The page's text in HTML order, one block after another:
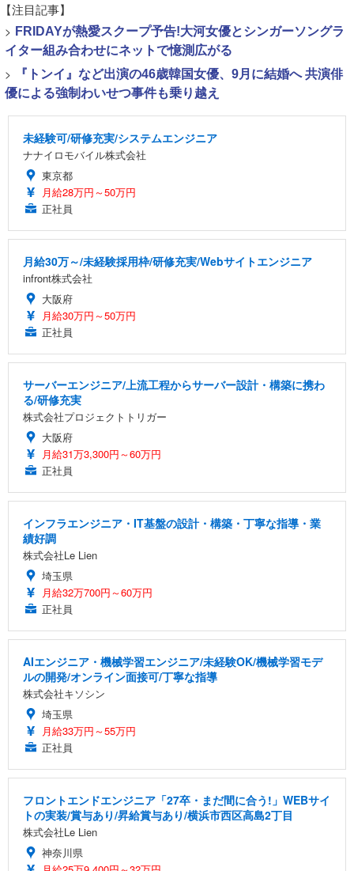
【注目記事】
> FRIDAYが熱愛スクープ予告!大河女優とシンガーソングラ
イター組み合わせにネットで憶測広がる
>
『トンイ』など出演の46歳韓国女優、9月に結婚へ 共演俳
優による強制わいせつ事件も乗り越え
未経験可/研修充実/システムエンジニア
ナナイロモバイル株式会社
東京都
月給28万円～50万円
正社員
月給30万～/未経験採用枠/研修充実/Webサイトエンジニア
infront株式会社
大阪府
月給30万円～50万円
正社員
サーバーエンジニア/上流工程からサーバー設計・構築に携わ
る/研修充実
株式会社プロジェクトトリガー
大阪府
月給31万3,300円～60万円
正社員
インフラエンジニア・IT基盤の設計・構築・丁寧な指導・業
績好調
株式会社Le Lien
埼玉県
月給32万700円～60万円
正社員
AIエンジニア・機械学習エンジニア/未経験OK/機械学習モデ
ルの開発/オンライン面接可/丁寧な指導
株式会社キソシン
埼玉県
月給33万円～55万円
正社員
フロントエンドエンジニア「27卒・まだ間に合う!」WEBサイ
トの実装/賞与あり/昇給賞与あり/横浜市西区高島2丁目
株式会社Le Lien
神奈川県